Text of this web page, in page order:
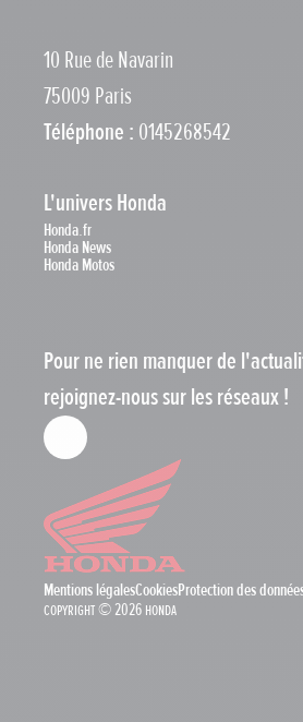
10 Rue de Navarin
75009 Paris
Téléphone : 0145268542
L'univers Honda
Honda.fr
Honda News
Honda Motos
Pour ne rien manquer de
rejoignez-nous sur les réseaux !
Mentions légalesCookiesProtection des
Copyright © 2026 Honda